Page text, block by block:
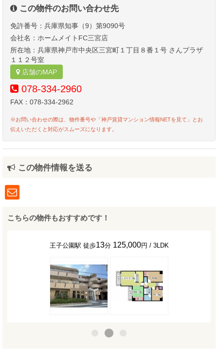
この物件のお問い合わせ先
免許番号：兵庫県知事（9）第9090号
会社名：ホームメイトFC三宮店
所在地：兵庫県神戸市中央区三宮町１丁目８番１号 さんプラザ
１１２号室
店舗のMAP
078-334-2960
FAX：078-334-2962
※お問い合わせの際は、物件番号や「神戸賃貸マンション情報NETを見て」とお
伝えいただくと対応がスムーズになります。
この物件情報を送る
こちらの物件もおすすめです！
王子公園駅 徒歩13分 125,000円 / 3LDK